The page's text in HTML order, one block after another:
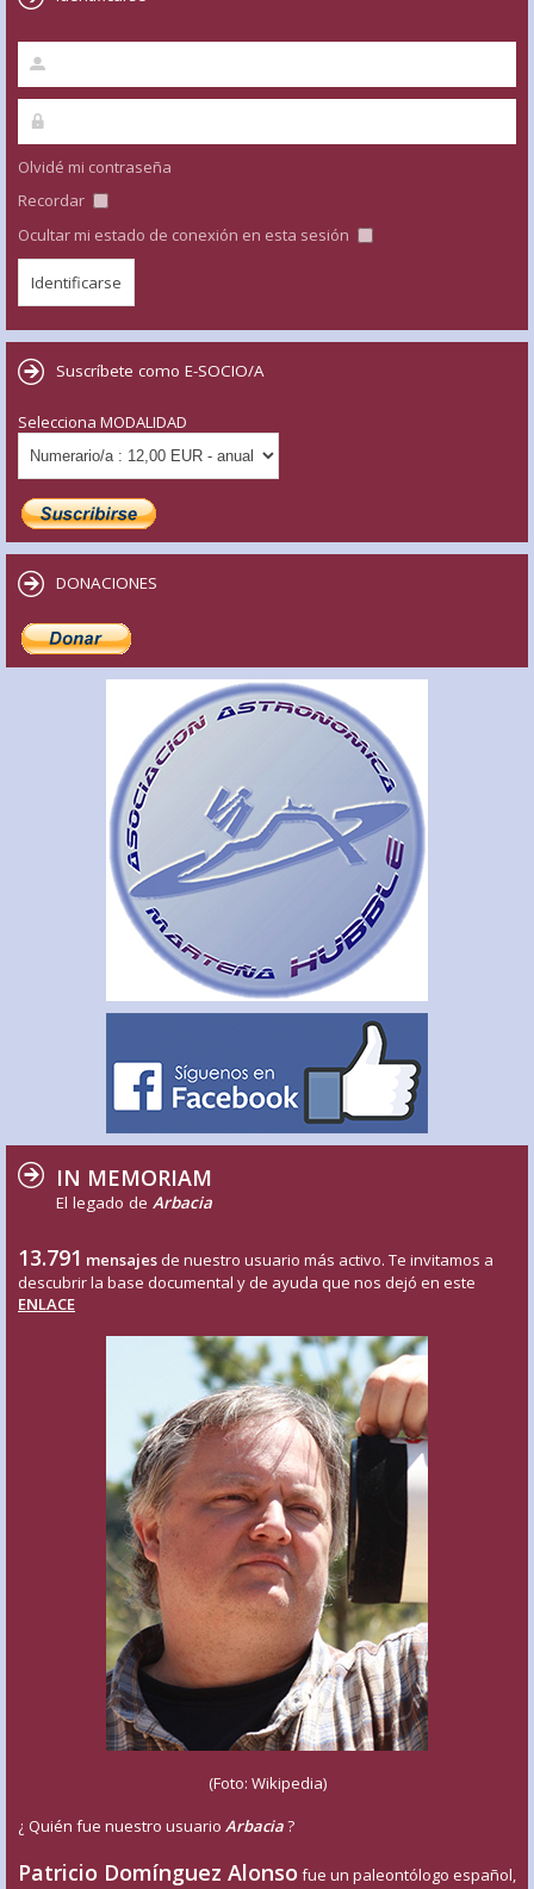
Olvidé mi contraseña
Recordar
Ocultar mi estado de conexión en esta sesión
Suscríbete como E-SOCIO/A
Selecciona MODALIDAD
DONACIONES
IN MEMORIAM
El legado de Arbacia
13.791 mensajes de nuestro usuario más activo. Te invitamos a
descubrir la base documental y de ayuda que nos dejó en este
ENLACE
(Foto: Wikipedia)
¿ Quién fue nuestro usuario Arbacia?
Patricio Domínguez Alonso fue un paleontólogo español,